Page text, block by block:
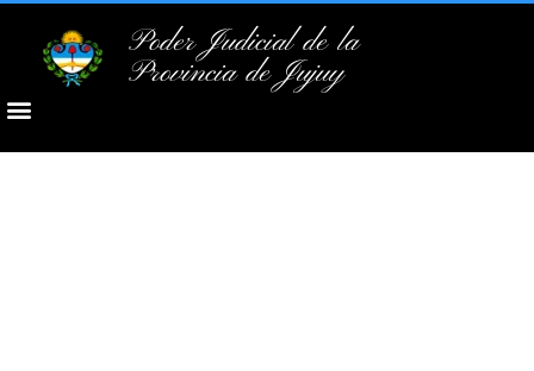
Poder Judicial de la
Provincia de Jujuy